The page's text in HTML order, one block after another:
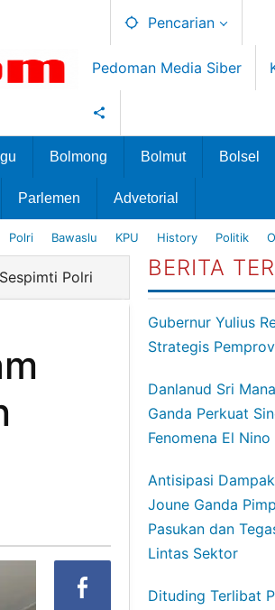
Pencarian
Pedoman Media Siber
Bolmong Bolmut Bolsel
Parlemen Advetorial
Polri Bawaslu KPU History Politik
Polri BERITA
Gubernur Yulius
Strategis
Danlanud Sri
Ganda Perkuat
Fenomena El
Antisipasi
Joune Ganda
Pasukan dan
Lintas Sektor
Dituding Terlibat